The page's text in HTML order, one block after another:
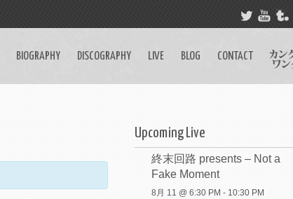
BIOGRAPHY DISCOGRAPHY LIVE BLOG CONTACT
Upcoming Live
終末回路 presents – Not a
Fake Moment
8月 11 @ 6:30 PM - 10:30 PM